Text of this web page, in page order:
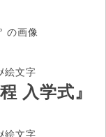
入学式』